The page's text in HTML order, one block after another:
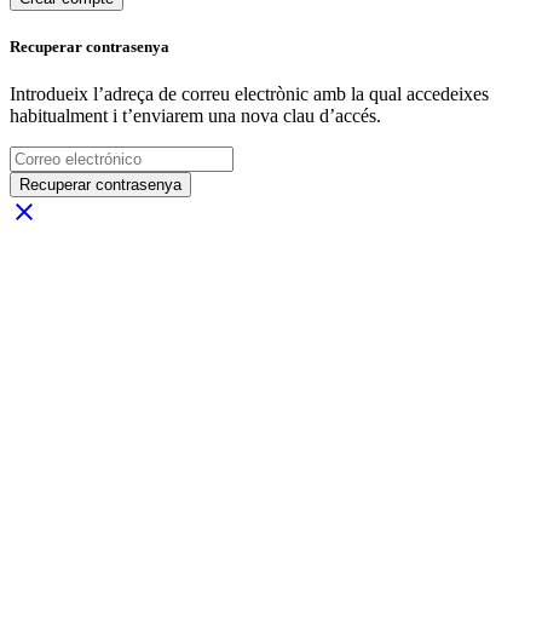
Recuperar contrasenya
Introdueix l’adreça de correu electrònic amb la qual accedeixes
habitualment i t’enviarem una nova clau d’accés.
Recuperar contrasenya
close